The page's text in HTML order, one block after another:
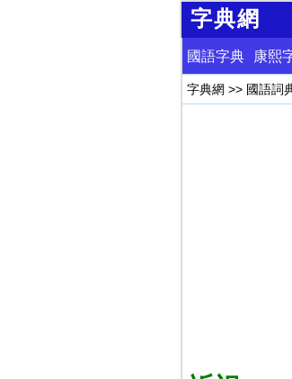
字典網
國語字典 康熙
字典網 >> 國語詞